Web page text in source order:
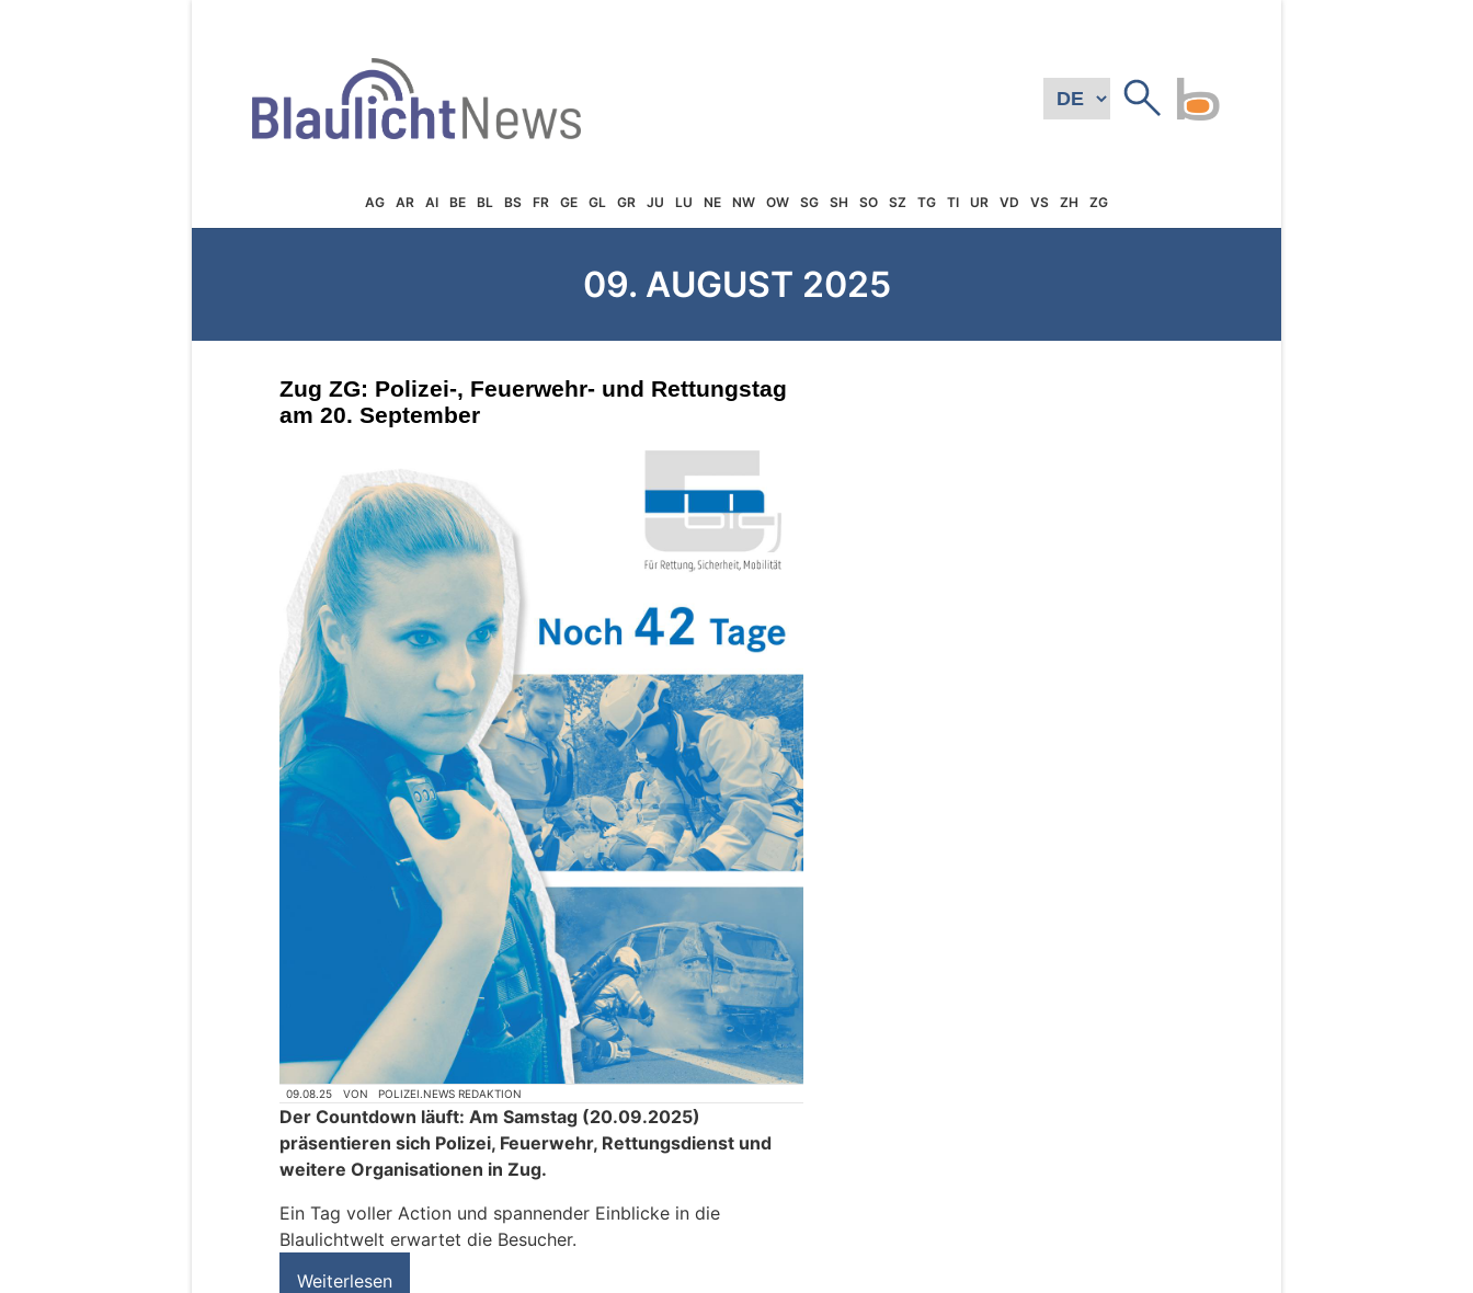
AG AR AI BE BL BS FR GE GL GR JU LU NE NW OW SG SH SO SZ TG TI UR VD VS ZH ZG
09. AUGUST 2025
Zug ZG: Polizei-, Feuerwehr- und Rettungstag
am 20. September
09.08.25 VON POLIZEI.NEWS REDAKTION
Der Countdown läuft: Am Samstag (20.09.2025)
präsentieren sich Polizei, Feuerwehr, Rettungsdienst und
weitere Organisationen in Zug.
Ein Tag voller Action und spannender Einblicke in die
Blaulichtwelt erwartet die Besucher.
Weiterlesen